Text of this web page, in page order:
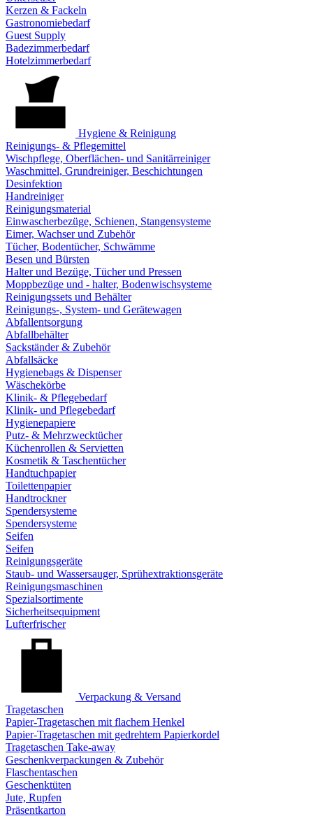
Kerzen & Fackeln
Gastronomiebedarf
Guest Supply
Badezimmerbedarf
Hotelzimmerbedarf
Hygiene & Reinigung
Reinigungs- & Pflegemittel
Wischpflege, Oberflächen- und Sanitärreiniger
Waschmittel, Grundreiniger, Beschichtungen
Desinfektion
Handreiniger
Reinigungsmaterial
Einwascherbezüge, Schienen, Stangensysteme
Eimer, Wachser und Zubehör
Tücher, Bodentücher, Schwämme
Besen und Bürsten
Halter und Bezüge, Tücher und Pressen
Moppbezüge und - halter, Bodenwischsysteme
Reinigungssets und Behälter
Reinigungs-, System- und Gerätewagen
Abfallentsorgung
Abfallbehälter
Sackständer & Zubehör
Abfallsäcke
Hygienebags & Dispenser
Wäschekörbe
Klinik- & Pflegebedarf
Klinik- und Pflegebedarf
Hygienepapiere
Putz- & Mehrzwecktücher
Küchenrollen & Servietten
Kosmetik & Taschentücher
Handtuchpapier
Toilettenpapier
Handtrockner
Spendersysteme
Spendersysteme
Seifen
Seifen
Reinigungsgeräte
Staub- und Wassersauger, Sprühextraktionsgeräte
Reinigungsmaschinen
Spezialsortimente
Sicherheitsequipment
Lufterfrischer
Verpackung & Versand
Tragetaschen
Papier-Tragetaschen mit flachem Henkel
Papier-Tragetaschen mit gedrehtem Papierkordel
Tragetaschen Take-away
Geschenkverpackungen & Zubehör
Flaschentaschen
Geschenktüten
Jute, Rupfen
Präsentkarton